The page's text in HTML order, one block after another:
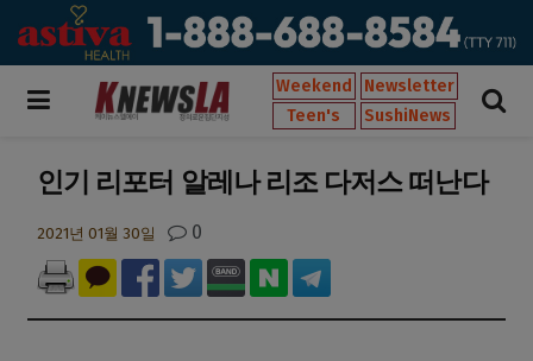
Weekend
Newsletter
Teen's
SushiNews
인기 리포터 알레나 리조 다저스 떠난다
2021년 01월 30일 0